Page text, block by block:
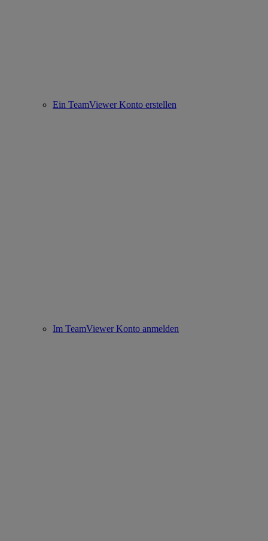
Ein TeamViewer Konto erstellen
Im TeamViewer Konto anmelden